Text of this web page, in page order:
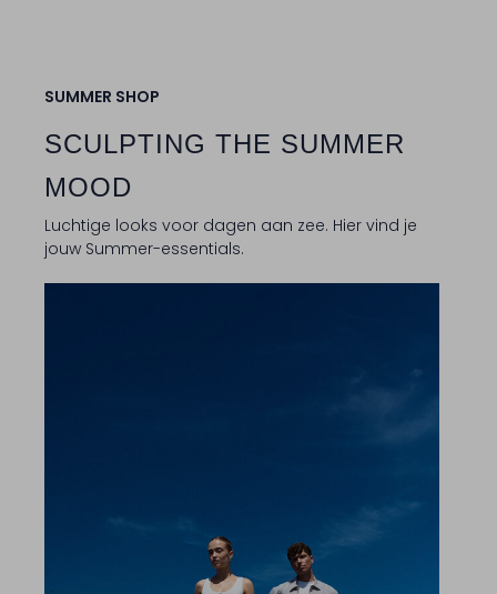
SUMMER SHOP
SCULPTING THE SUMMER
MOOD
Luchtige looks voor dagen aan zee. Hier vind je
jouw Summer-essentials.